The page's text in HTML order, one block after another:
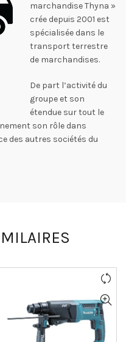
marchandise Thyna »
crée depuis 2001 est
spécialisée dans le
transport terrestre
de marchandises.
De part l’activité du
groupe et son
étendue sur tout le
son rôle dans
des autres sociétés du